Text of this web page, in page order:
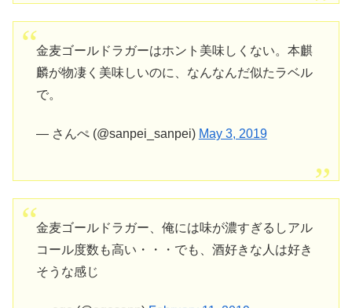
金麦ゴールドラガーはホント美味しくない。本麒
麟が物凄く美味しいのに、なんなんだ似たラベル
で。
— さんぺ (@sanpei_sanpei) May 3, 2019
金麦ゴールドラガー、俺には味が濃すぎるしアル
コール度数も高い・・・でも、酒好きな人は好き
そうな感じ